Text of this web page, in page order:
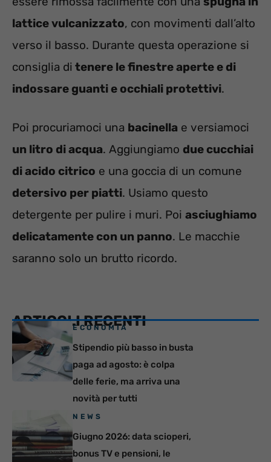
lattice vulcanizzato, con movimenti dall’alto
verso il basso. Durante questa operazione si
consiglia di tenere le finestre aperte e di
indossare guanti e occhiali protettivi.
Poi procuriamoci una bacinella e versiamoci
un litro di acqua. Aggiungiamo due cucchiai
di acido citrico e una goccia di un comune
detersivo per piatti. Usiamo questo
detergente per pulire i muri. Poi asciughiamo
delicatamente con un panno. Le macchie
saranno solo un brutto ricordo.
ARTICOLI RECENTI
ECONOMIA
Stipendio più basso in busta
paga ad agosto: è colpa
delle ferie, ma arriva una
novità per tutti
NEWS
Giugno 2026: data scioperi,
bonus TV e pensioni, le